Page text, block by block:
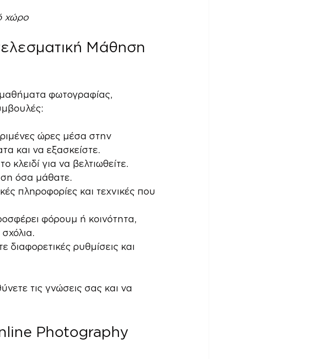
χώρο
Μάθηση
φωτογραφίας,
ώρες μέσα στην
και να εξασκείστε.
κλειδί για να βελτιωθείτε.
όσα μάθατε.
πληροφορίες και τεχνικές που
φόρουμ ή κοινότητα,
ρυθμίσεις και
τις γνώσεις σας και να
Photography